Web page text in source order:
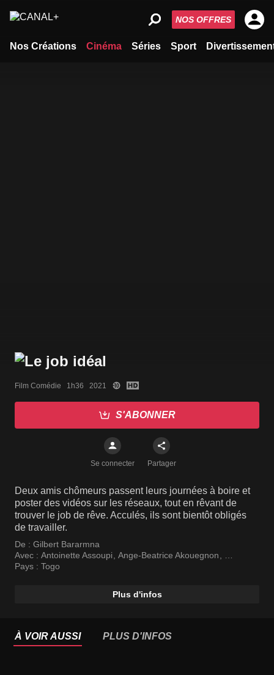
Nos Créations Cinéma Séries Sport
NOS OFFRES
Film Comédie   1h36   2021
S'ABONNER
Se connecter Partager
Deux amis chômeurs passent leurs journées à boire et
poster des vidéos sur les réseaux, tout en rêvant de
trouver le job de rêve. Acculés, ils sont bientôt obligés
de travailler.
De : Gilbert Bararmna
Avec : Antoinette Assoupi, Ange-Beatrice Akouegnon,
Gentil Houndenou
Pays : Togo
Plus d'infos
À VOIR AUSSI PLUS D'INFOS